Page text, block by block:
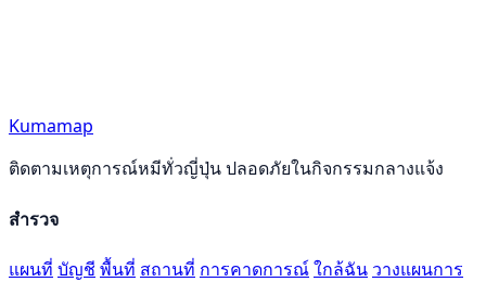
Kumamap
ติดตามเหตุการณ์หมีทั่วญี่ปุ่น ปลอดภัยในกิจกรรมกลางแจ้ง
สำรวจ
แผนที่ บัญชี พื้นที่ สถานที่ การคาดการณ์ใกล้ฉัน วางแผนการ